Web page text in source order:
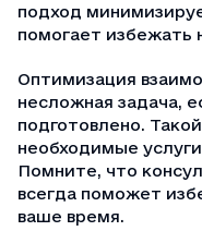
подход
помогает избежать
Оптимизация
несложная задача,
подготовлено.
необходимые
Помните, что
всегда поможет
ваше время.